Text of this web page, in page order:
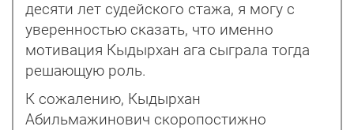
десяти лет судейского стажа, я могу с
уверен­ностью сказать, что именно
мотивация Кыдырхан ага сыграла тогда
решающую роль.
К сожалению, Кыдырхан
Абильмажинович скоропостижно